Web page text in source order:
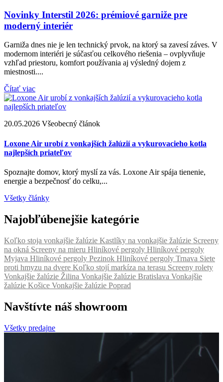
Novinky Interstil 2026: prémiové garniže pre
moderný interiér
Garniža dnes nie je len technický prvok, na ktorý sa zavesí záves. V
modernom interiéri je súčasťou celkového riešenia – ovplyvňuje
vzhľad priestoru, komfort používania aj výsledný dojem z
miestnosti....
Čítať viac
20.05.2026 Všeobecný článok
Loxone Air urobí z vonkajších žalúzií a vykurovacieho kotla
najlepších priateľov
Spoznajte domov, ktorý myslí za vás. Loxone Air spája tienenie,
energie a bezpečnosť do celku,...
Všetky články
Najobľúbenejšie kategórie
Koľko stoja vonkajšie žalúzie Kastlíky na vonkajšie žalúzie Screeny
na okná Screeny na mieru Hliníkové pergoly Hliníkové pergoly
Myjava Hliníkové pergoly Pezinok Hliníkové pergoly Trnava Siete
proti hmyzu na dvere Koľko stojí markíza na terasu Screeny rolety
Vonkajšie žalúzie Žilina Vonkajšie žalúzie Bratislava Vonkajšie
žalúzie Košice Vonkajšie žalúzie Poprad
Navštívte náš showroom
Všetky predajne